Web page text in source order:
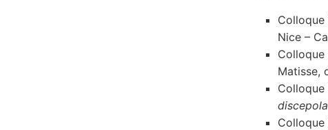
Colloque
Nice –
Colloque
Matisse,
discepola
Colloque